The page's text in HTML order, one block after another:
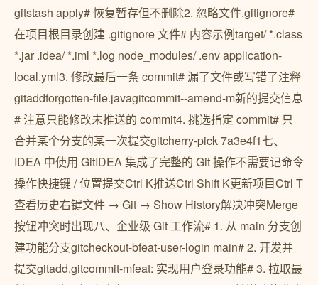
gitstash apply# 恢复暂存但不删除2. 忽略文件.gitignore#
在项目根目录创建 .gitignore 文件# 内容示例target/ *.class
*.jar .idea/ *.iml *.log node_modules/ .env application-
local.yml3. 修改最后一条 commit# 漏了文件或写错了注释
gitaddforgotten-file.javagitcommit--amend-m新的提交信息
# 注意只能修改未推送的 commit4. 挑选指定 commit# 只
合并某个分支的某一次提交gitcherry-pick 7a3e4f1七、
IDEA 中使用 GitIDEA 集成了完整的 Git 操作不需要记命令
操作快捷键 / 位置提交Ctrl K推送Ctrl Shift K更新项目Ctrl T
查看历史右键文件 → Git → Show History解决冲突Merge
按钮冲突时出现八、企业级 Git 工作流# 1. 从 main 分支创
建功能分支gitcheckout-bfeat-user-login main# 2. 开发并
提交gitadd.gitcommit-mfeat: 实现用户登录功能# 3. 拉取最